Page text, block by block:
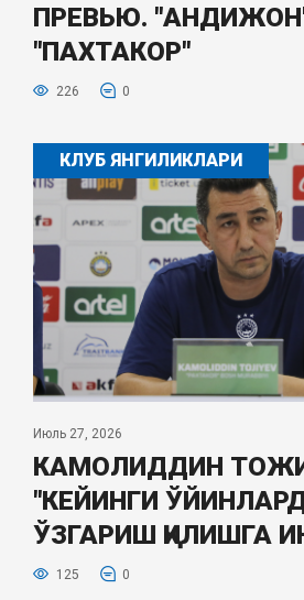
ПРЕВЬЮ.
"ПАХТАКОР"
226 0
КЛУБ ЯНГИЛИКЛАРИ
Июль 27, 2026
КАМОЛИДДИН
"КЕЙИНГИ
ЎЗГАРИШ ҚИЛИШГА
125 0